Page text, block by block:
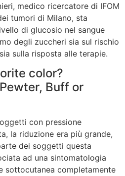
medico ricercatore di IFOM
tumori di Milano, sta
di glucosio nel sangue
degli zuccheri sia sul rischio
sulla risposta alle terapie.
color?
Buff or
con pressione
la riduzione era più grande,
dei soggetti questa
ad una sintomatologia
sottocutanea completamente